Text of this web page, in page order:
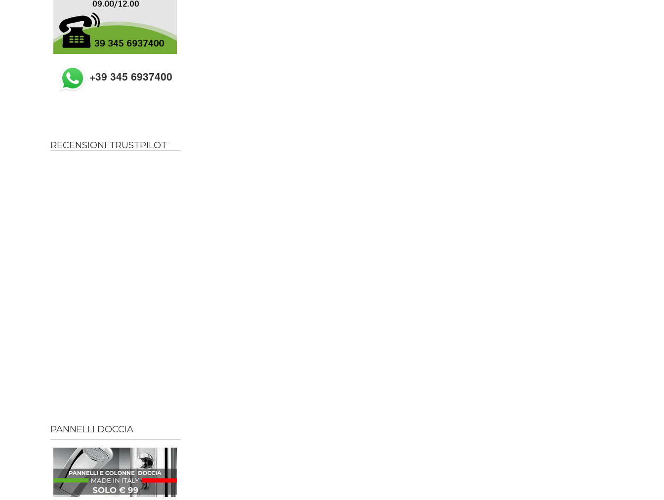
+39 345 6937400
RECENSIONI TRUSTPILOT
PANNELLI DOCCIA